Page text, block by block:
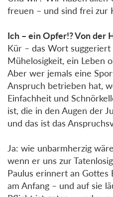
freuen – und sind frei zur
Ich – ein Opfer!? Von der
Kür – das Wort suggeriert
Mühelosigkeit, ein Leben
Aber wer jemals eine
Anspruch betrieben hat,
Einfachheit und
ist, die in den Augen der
und das ist das
Ja: wie unbarmherzig
wenn er uns zur
Paulus erinnert an Gottes
am Anfang – und auf sie